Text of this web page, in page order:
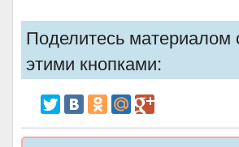
Поделитесь материалом
этими кнопками: